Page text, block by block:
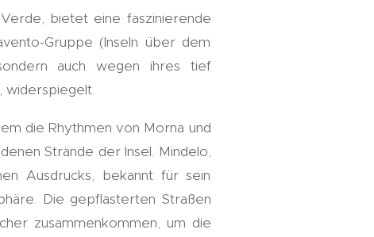
bietet eine faszinierende
Gruppe (Inseln über dem
auch wegen ihres tief
widerspiegelt.
die Rhythmen von Morna und
Strände der Insel. Mindelo,
Ausdrucks, bekannt für sein
Die gepflasterten Straßen
zusammenkommen, um die